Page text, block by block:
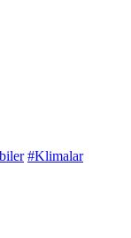
#Klimalar